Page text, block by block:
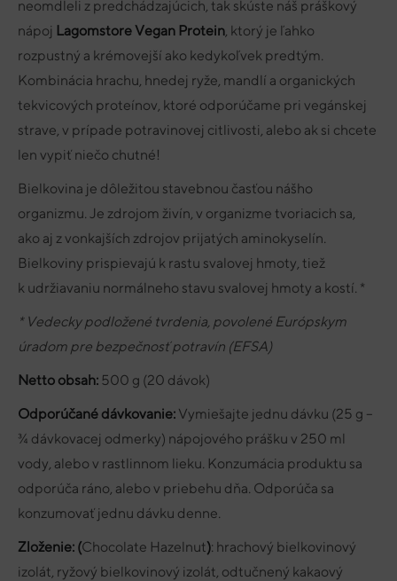
neomdleli z predchádzajúcich, tak skúste náš práškový
nápoj Lagomstore Vegan Protein , ktorý je ľahko
rozpustný a krémovejší ako kedykoľvek predtým.
Kombinácia hrachu, hnedej ryže, mandlí a organických
tekvicových proteínov, ktoré odporúčame pri vegánskej
strave, v prípade potravinovej citlivosti, alebo ak si chcete
len vypiť niečo chutné!
Bielkovina je dôležitou stavebnou časťou nášho
organizmu. Je zdrojom živín, v organizme tvoriacich sa,
ako aj z vonkajších zdrojov prijatých aminokyselín.
Bielkoviny prispievajú k rastu svalovej hmoty, tiež
k udržiavaniu normálneho stavu svalovej hmoty a kostí. *
* Vedecky podložené tvrdenia, povolené Európskym
úradom pre bezpečnosť potravín (EFSA)
Netto obsah: 500 g (20 dávok)
Odporúčané dávkovanie: Vymiešajte jednu dávku (25 g –
¾ dávkovacej odmerky) nápojového prášku v 250 ml
vody, alebo v rastlinnom lieku. Konzumácia produktu sa
odporúča ráno, alebo v priebehu dňa. Odporúča sa
konzumovať jednu dávku denne.
Zloženie: (Chocolate Hazelnut): hrachový bielkovinový
izolát, ryžový bielkovinový izolát, odtučnený kakaový